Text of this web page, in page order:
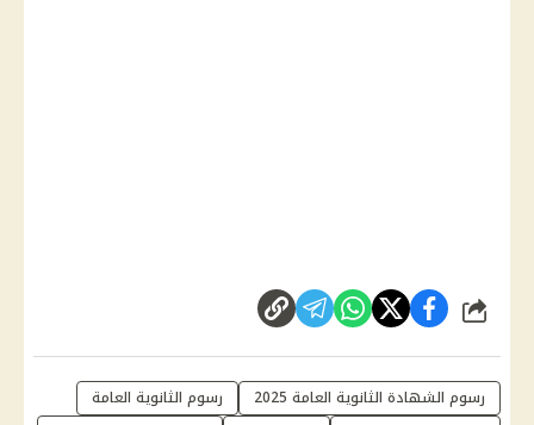
شارك
رسوم الشهادة الثانوية العامة 2025
رسوم الثانوية العامة